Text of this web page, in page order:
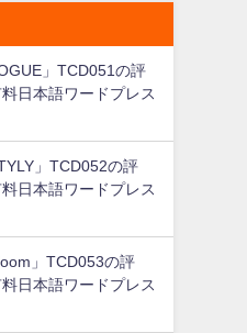
」TCD051の評
日本語ワードプレス
」TCD052の評
日本語ワードプレス
」TCD053の評
日本語ワードプレス